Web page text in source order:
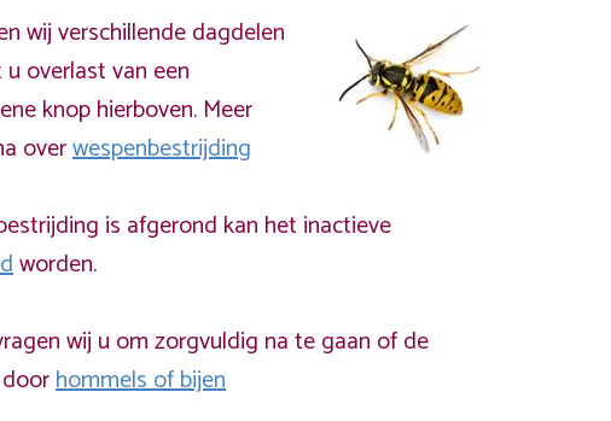
wij verschillende dagdelen
overlast van een
knop hierboven. Meer
overwespenbestrijding
is afgerond kan het inactieve
worden.
wij u om zorgvuldig na te gaan of de
hommels of bijen